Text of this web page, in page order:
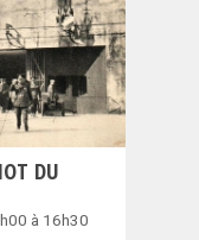
DU
à 16h30